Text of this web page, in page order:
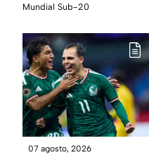
Mundial Sub-20
07 agosto, 2026